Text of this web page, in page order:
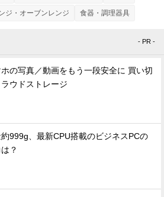
ジ・オーブンレンジ 食器・調理器具
- PR -
ホの写真／動画をもう一段安全に 買い切
ラウドストレージ
999g、最新CPU搭載のビジネスPCの
？